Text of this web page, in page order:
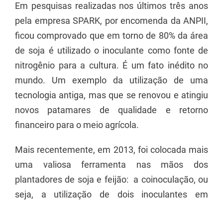
Em pesquisas realizadas nos últimos três anos
pela empresa SPARK, por encomenda da ANPII,
ficou comprovado que em torno de 80% da área
de soja é utilizado o inoculante como fonte de
nitrogênio para a cultura. É um fato inédito no
mundo. Um exemplo da utilização de uma
tecnologia antiga, mas que se renovou e atingiu
novos patamares de qualidade e retorno
financeiro para o meio agrícola.
Mais recentemente, em 2013, foi colocada mais
uma valiosa ferramenta nas mãos dos
plantadores de soja e feijão: a coinoculação, ou
seja, a utilização de dois inoculantes em